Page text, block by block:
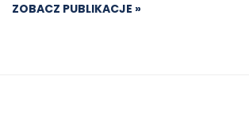
ZOBACZ PUBLIKACJE »